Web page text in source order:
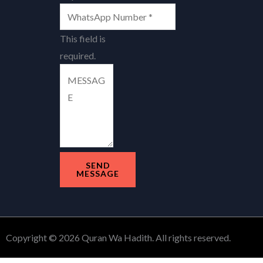
This field is
required.
SEND
MESSAGE
Copyright © 2026 Quran Wa Hadith. All rights reserved.